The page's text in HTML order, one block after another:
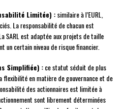
Limitée) :similaire à l’EURL,
La responsabilité de chacun est
SARL est adaptée aux projets de taille
un certain niveau de risque financier.
Simplifiée) :ce statut séduit de plus
flexibilité en matière de gouvernance et de
des actionnaires est limitée à
sont librement déterminées